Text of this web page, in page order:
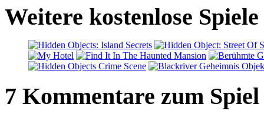
Weitere kostenlose
7 Kommentare zum Spiel